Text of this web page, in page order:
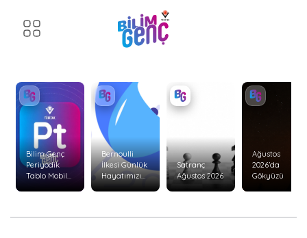
Bilim Genç
Periyodik
Tablo Mobil
Bernoulli
İlkesi Günlük
Hayatımızı
Nasıl Etkiler?
Satranç
Ağustos 2026
Ağustos
2026’da
Gökyüzü